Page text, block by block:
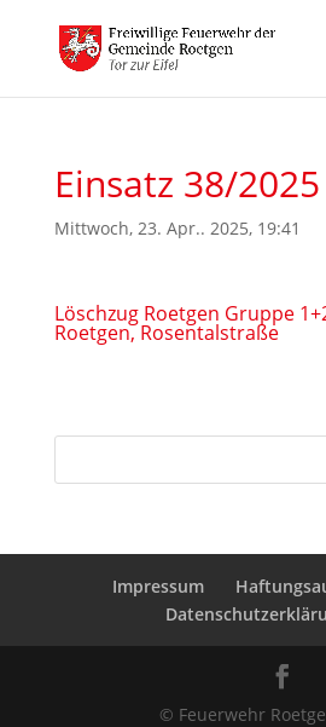
Einsatz 38/2025
Mittwoch, 23. Apr.. 2025, 19:41
Löschzug Roetgen Gruppe
Roetgen, Rosentalstraße
Impressum
© Feuerwehr